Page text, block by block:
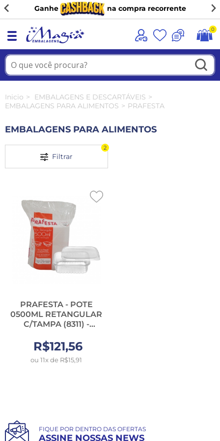
Ganhe na compra recorrente
0
Inicio
EMBALAGENS E DESCARTÁVEIS
EMBALAGENS PARA ALIMENTOS
PRAFESTA
EMBALAGENS PARA ALIMENTOS
Filtrar
2
PRAFESTA - POTE
0500ML RETANGULAR
C/TAMPA (8311) -
R$121,56
ou 11x de R$15,91
FIQUE POR DENTRO DAS OFERTAS
ASSINE NOSSAS NEWS